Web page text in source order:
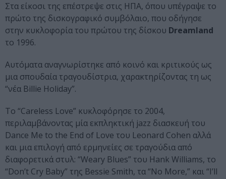
Στα είκοσι της επέστρεψε στις ΗΠΑ, όπου υπέγραψε το
πρώτο της δισκογραφικό συμβόλαιο, που οδήγησε
στην κυκλοφορία του πρώτου της δίσκου Dreamland
το 1996.
Αυτόματα αναγνωρίστηκε από κοινό και κριτικούς ως
μια σπουδαία τραγουδίστρια, χαρακτηρίζοντας τη ως
“νέα Billie Holiday”.
To “Careless Love” κυκλοφόρησε το 2004,
περιλαμβάνοντας μία εκπληκτική jazz διασκευή του
Dance Me to the End of Love του Leonard Cohen αλλά
και μια επιλογή από ερμηνείες σε τραγούδια από
διαφορετικά στυλ: “Weary Blues” του Hank Williams, το
“Don’t Cry Baby” της Bessie Smith, τα “No More,” και “I’ll